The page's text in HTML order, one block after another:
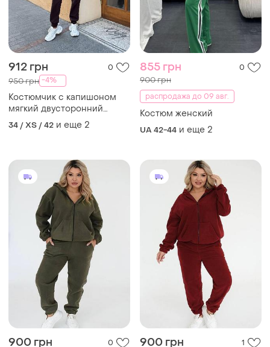
912 грн 0
950 грн -4%
Костюмчик с капишоном
мягкий двусторонний
теплый флис
34 / XS / 42 и еще 2
855 грн 0
900 грн
распродажа до 09 авг.
Костюм женский
UA 42-44 и еще 2
900 грн 0 900 грн 1